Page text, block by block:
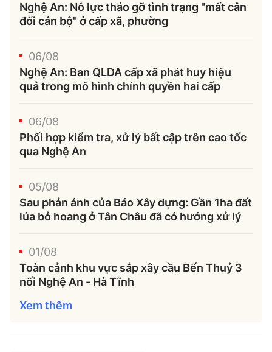
Nghệ An: Nỗ lực tháo gỡ tình trạng "mất cân
đối cán bộ" ở cấp xã, phường
06/08
Nghệ An: Ban QLDA cấp xã phát huy hiệu
quả trong mô hình chính quyền hai cấp
06/08
Phối hợp kiểm tra, xử lý bất cập trên cao tốc
qua Nghệ An
05/08
Sau phản ánh của Báo Xây dựng: Gần 1ha đất
lúa bỏ hoang ở Tân Châu đã có hướng xử lý
01/08
Toàn cảnh khu vực sắp xây cầu Bến Thuỷ 3
nối Nghệ An - Hà Tĩnh
Xem thêm